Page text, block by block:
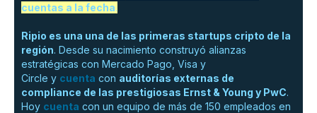
cuentas a la fecha.
Ripio es una una de las primeras startups cripto de la
región. Desde su nacimiento construyó alianzas
estratégicas con Mercado Pago, Visa y
Circle y cuenta con auditorías externas de
compliance de las prestigiosas Ernst & Young y PwC.
Hoy cuenta con un equipo de más de 150 empleados en